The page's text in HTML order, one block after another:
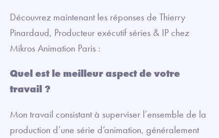
Découvrez maintenant les réponses de Thierry
Pinardaud, Producteur exécutif séries & IP chez
Mikros Animation Paris :
Quel est le meilleur aspect de votre
travail ?
Mon travail consistant à superviser l’ensemble de la
production d’une série d’animation, généralement